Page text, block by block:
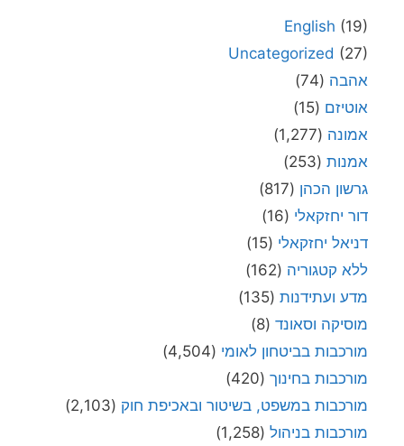
English (19)
Uncategorized (27)
אהבה (74)
אוטיזם (15)
אמונה (1,277)
אמנות (253)
גרשון הכהן (817)
דור יחזקאלי (16)
דניאל יחזקאלי (15)
ללא קטגוריה (162)
מדע ועתידנות (135)
מוסיקה וסאונד (8)
מורכבות בביטחון לאומי (4,504)
מורכבות בחינוך (420)
מורכבות במשפט, בשיטור ובאכיפת חוק (2,103)
מורכבות בניהול (1,258)